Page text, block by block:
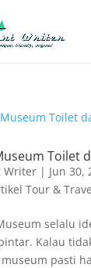
Toilet
Writer| Jun 30,
Tour &
selalu
Kalau
pasti